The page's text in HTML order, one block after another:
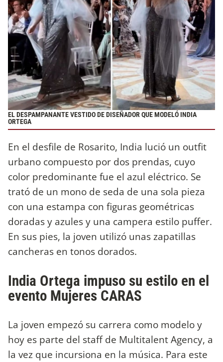
EL DESPAMPANANTE VESTIDO DE DISEÑADOR QUE MODELÓ INDIA
ORTEGA
En el desfile de Rosarito, India lució un outfit
urbano compuesto por dos prendas, cuyo
color predominante fue el azul eléctrico. Se
trató de un mono de seda de una sola pieza
con una estampa con figuras geométricas
doradas y azules y una campera estilo puffer.
En sus pies, la joven utilizó unas zapatillas
cancheras en tonos dorados.
India Ortega impuso su estilo en el
evento Mujeres CARAS
La joven empezó su carrera como modelo y
hoy es parte del staff de Multitalent Agency, a
la vez que incursiona en la música. Para este